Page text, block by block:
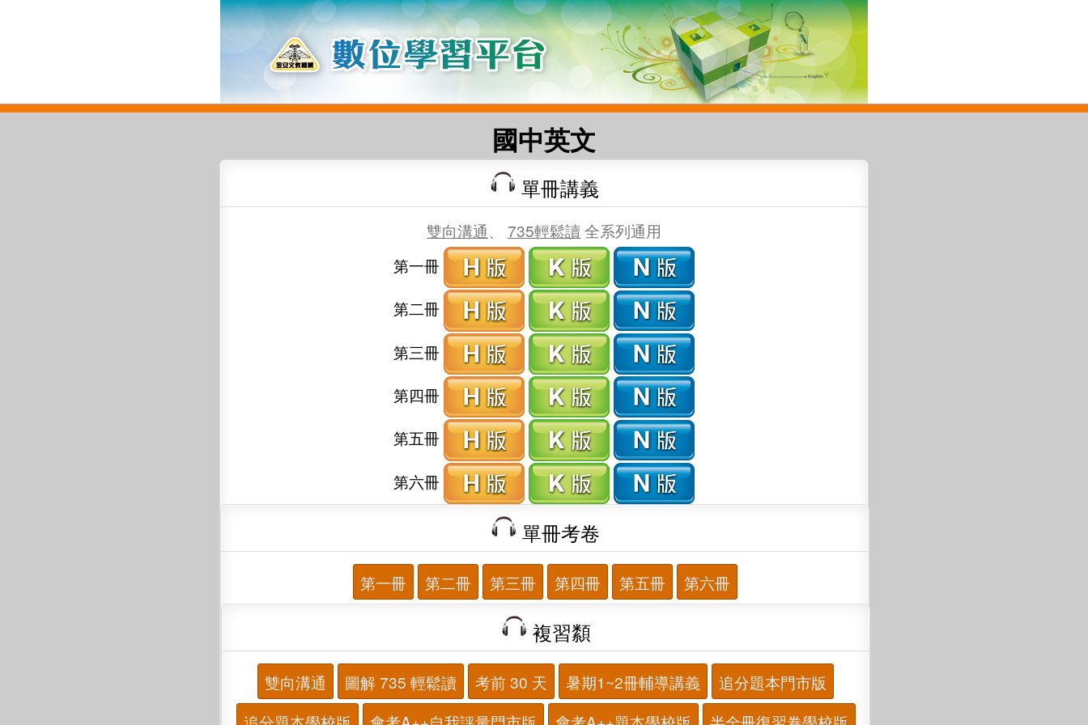
國中英文
單冊講義
雙向溝通、 735輕鬆讀全系列通用
第一冊
第二冊
第三冊
第四冊
第五冊
第六冊
單冊考卷
第一冊 第二冊 第三冊 第四冊 第五冊 第六冊
複習纇
雙向溝通 圖解 735 輕鬆讀 考前 30 天 暑期1~2冊輔導講義
追分題本門市版